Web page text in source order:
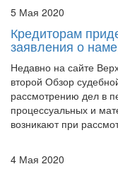
5 Мая 2020
Кредиторам
заявления о
Недавно на сайте
второй Обзор
рассмотрению дел в
процессуальных и
возникают при
4 Мая 2020